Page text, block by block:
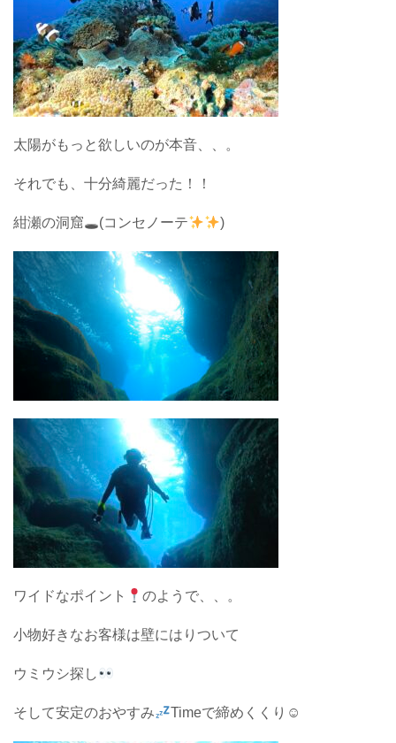
太陽がもっと欲しいのが本音、、。
それでも、十分綺麗だった！！
紺瀬の洞窟🕳(コンセノーテ )
ワイドなポイント のようで、、。
小物好きなお客様は壁にはりついて
ウミウシ探し
そして安定のおやすみ Timeで締めくくり☺︎